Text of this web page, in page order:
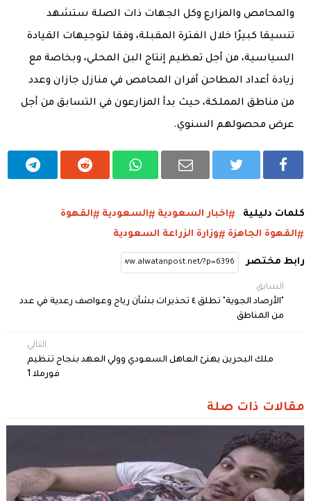
والمحامص والمزارع وكل الجهات ذات الصلة ستشهد
تنسيقا كبيرًا خلال الفترة المقبلة، وفقا لتوجيهات القيادة
السياسية، من أجل تعظيم إنتاج البن المحلي، وبخاصة مع
زيادة أعداد المطاحن أفران المحامص في منازل جازان وعدد
من مناطق المملكة، حيث بدأ المزارعون في التسابق من أجل
عرض محصولهم السنوي.
كلمات دليلية اخبار السعودية السعودية
القهوة
القهوة الجاهزة
وزارة الزراعة السعودية
رابط مختصر
السابق
"الأرصاد الجوية" تطلق ٤ تحذيرات بشأن رياح وعواصف رعدية في عدد
من المناطق
التالي
ملك البحرين يهنئ العاهل السعودي وولي العهد بنجاح تنظيم
فورملا 1
مقالات ذات صلة